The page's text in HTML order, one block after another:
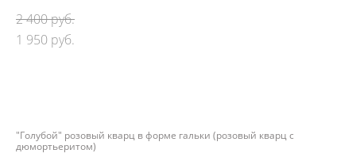
2 400 pуб.
1 950 pуб.
"Голубой" розовый кварц в форме гальки (розовый кварц с
дюмортьеритом)